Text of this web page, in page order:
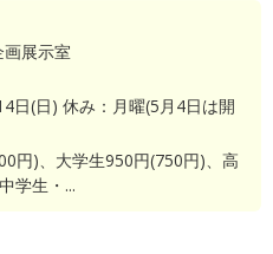
展示室
日(日) 休み：月曜(5月4日は開
円)、大学生950円(750円)、高
学生・...